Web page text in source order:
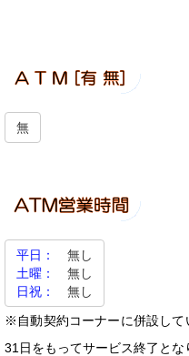
無
平日：
無し
土曜：
無し
日祝：
無し
※自動契約コーナーに併設して
31日をもってサービス終了とな